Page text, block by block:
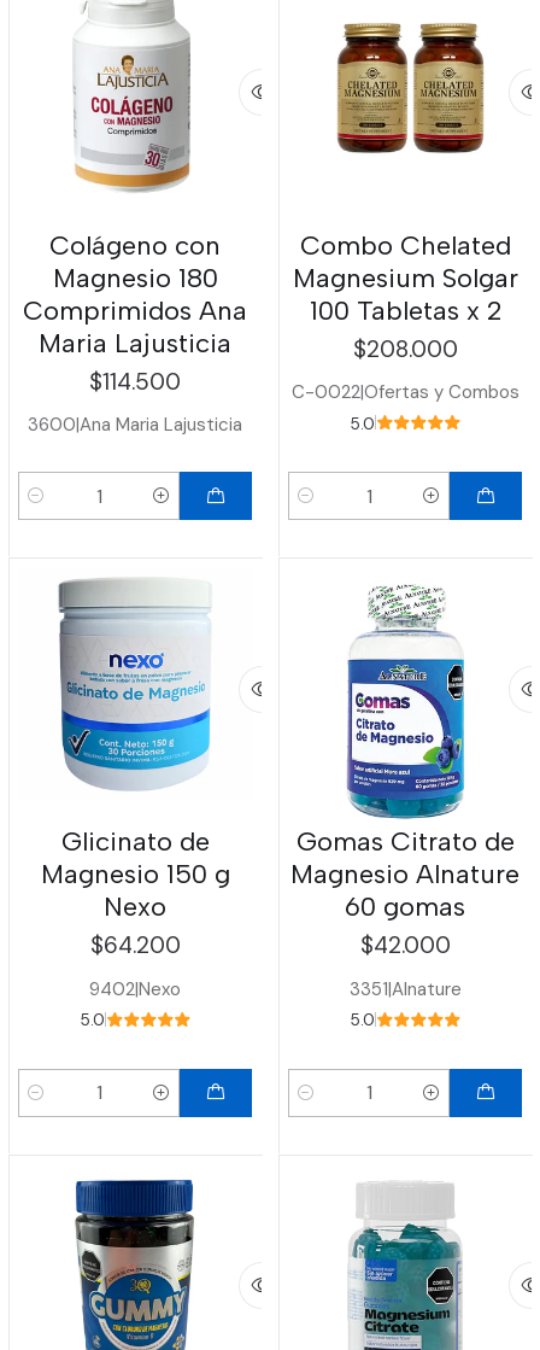
Colágeno con
Magnesio 180
Comprimidos Ana
Maria Lajusticia
$114.500
3600|Ana Maria Lajusticia
Cantidad
Combo Chelated
Magnesium Solgar
100 Tabletas x 2
$208.000
C-0022|Ofertas y Combos
5.0
Cantidad
Glicinato de
Magnesio 150 g
Nexo
$64.200
9402|Nexo
5.0
Cantidad
Gomas Citrato de
Magnesio Alnature
60 gomas
$42.000
3351|Alnature
5.0
Cantidad